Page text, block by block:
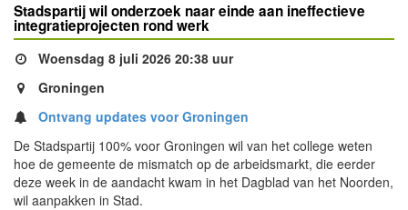
Stadspartij wil onderzoek naar einde aan ineffectieve
integratieprojecten rond werk
Woensdag 8 juli 2026 20:38 uur
Groningen
Ontvang updates voor Groningen
De Stadspartij 100% voor Groningen wil van het college weten
hoe de gemeente de mismatch op de arbeidsmarkt, die eerder
deze week in de aandacht kwam in het Dagblad van het Noorden,
wil aanpakken in Stad.